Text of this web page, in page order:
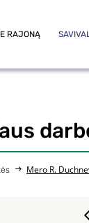
RAJONĄ
Mero R.